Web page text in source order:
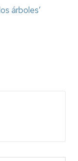
árboles’